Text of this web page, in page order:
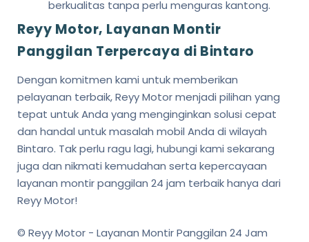
berkualitas tanpa perlu menguras kantong.
Reyy Motor, Layanan Montir
Panggilan Terpercaya di Bintaro
Dengan komitmen kami untuk memberikan
pelayanan terbaik, Reyy Motor menjadi pilihan yang
tepat untuk Anda yang menginginkan solusi cepat
dan handal untuk masalah mobil Anda di wilayah
Bintaro. Tak perlu ragu lagi, hubungi kami sekarang
juga dan nikmati kemudahan serta kepercayaan
layanan montir panggilan 24 jam terbaik hanya dari
Reyy Motor!
© Reyy Motor - Layanan Montir Panggilan 24 Jam